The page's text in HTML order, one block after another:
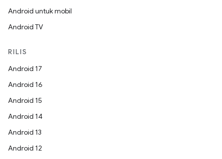
Android untuk mobil
Android TV
RILIS
Android 17
Android 16
Android 15
Android 14
Android 13
Android 12